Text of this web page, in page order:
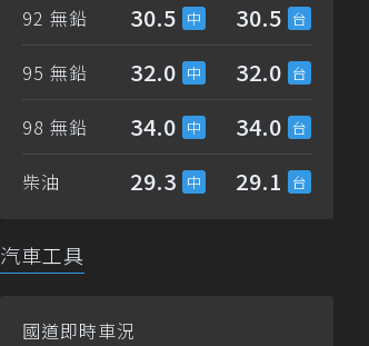
92 無鉛 30.5 30.5
95 無鉛 32.0 32.0
98 無鉛 34.0 34.0
柴油 29.3 29.1
汽車工具
國道即時車況